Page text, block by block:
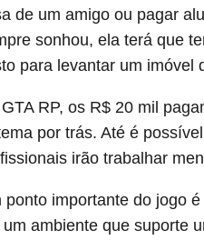
de um amigo ou pagar
sonhou, ela terá que
para levantar um imóvel
RP, os R$ 20 mil
por trás. Até é
irão trabalhar
ponto importante do jogo
um ambiente que suporte